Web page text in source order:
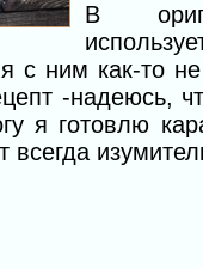
В
с ним как-то
-надеюсь,
я готовлю
всегда